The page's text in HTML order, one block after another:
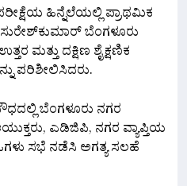
ಹಿನ್ನೆಲೆಯಲ್ಲಿ ಪ್ರಾಥಮಿಕ
ಬೆಂಗಳೂರು
ಮತ್ತು ದಕ್ಷಿಣ ಶೈಕ್ಷಣಿಕ
ಪರಿಶೀಲಿಸಿದರು.
ಬೆಂಗಳೂರು ನಗರ
ಎಡಿಜಿಪಿ, ನಗರ ವ್ಯಾಪ್ತಿಯ
ಸಭೆ ನಡೆಸಿ ಅಗತ್ಯ ಸಲಹೆ